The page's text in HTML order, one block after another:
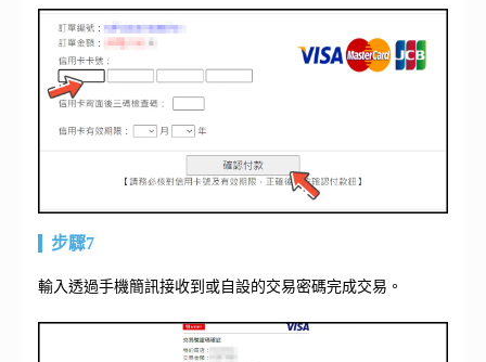
步驟7
輸入透過手機簡訊接收到或自設的交易密碼完成交易。